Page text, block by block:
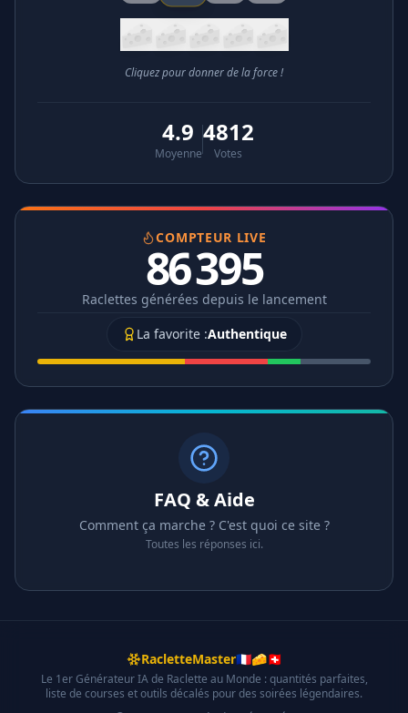
🧀 🧀 🧀 🧀 🧀
Cliquez pour donner de la force !
4.9
Moyenne
4812
Votes
COMPTEUR LIVE
86 395
Raclettes générées depuis le lancement
La favorite :Authentique
FAQ & Aide
Comment ça marche ? C'est quoi ce site ?
Toutes les réponses ici.
RacletteMaster🇫🇷🧀🇨🇭
Le 1er Générateur IA de Raclette au Monde : quantités parfaites,
liste de courses et outils décalés pour des soirées légendaires.